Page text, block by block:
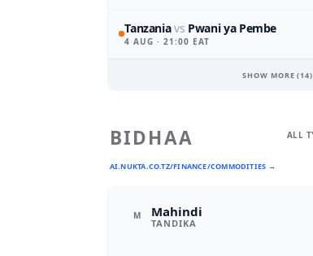
Tanzaniavs Pwani ya Pembe
4 AUG · 21:00 EAT
SHOW MORE (14)
BIDHAA
AI.NUKTA.CO.TZ/FINANCE/COMMODITIES →
M Mahindi
TANDIKA